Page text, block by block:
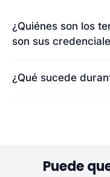
¿Quiénes son los
son sus
¿Qué sucede
Puede